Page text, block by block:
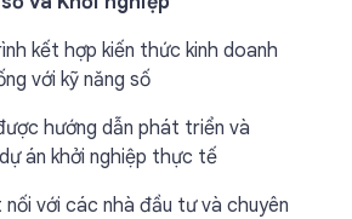
kết hợp kiến thức kinh doanh
với kỹ năng số
hướng dẫn phát triển và
án khởi nghiệp thực tế
nối với các nhà đầu tư và chuyên